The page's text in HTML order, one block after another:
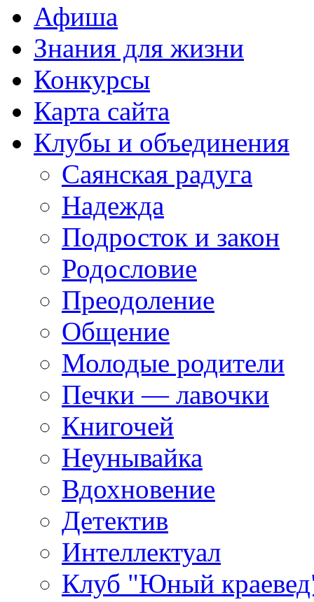
Афиша
Знания для жизни
Конкурсы
Карта сайта
Клубы и объединения
Саянская радуга
Надежда
Подросток и закон
Родословие
Преодоление
Общение
Молодые родители
Печки — лавочки
Книгочей
Неунывайка
Вдохновение
Детектив
Интеллектуал
Клуб "Юный